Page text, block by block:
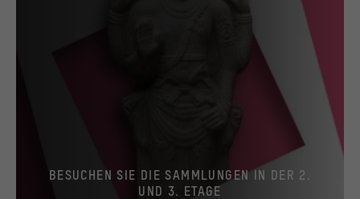
BESUCHEN SIE DIE SAMMLUNGEN IN DER 2.
UND 3. ETAGE